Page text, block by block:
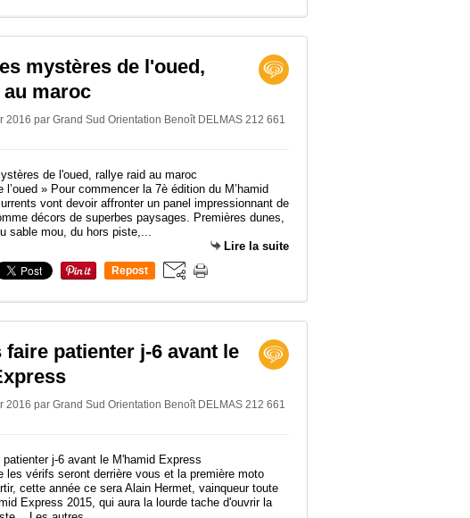
mystères de l'oued,
maroc
2016 par Grand Sud Orientation Benoît DELMAS 212 661
» Pour commencer la 7è édition du M’hamid
vont devoir affronter un panel impressionnant de
décors de superbes paysages. Premières dunes,
sable mou, du hors piste,...
Lire la suite
Repost
faire patienter j-6 avant le
2016 par Grand Sud Orientation Benoît DELMAS 212 661
les vérifs seront derrière vous et la première moto
cette année ce sera Alain Hermet, vainqueur toute
Express 2015, qui aura la lourde tache d'ouvrir la